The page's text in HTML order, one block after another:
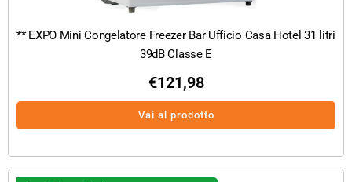
** EXPO Mini Congelatore Freezer Bar Ufficio Casa Hotel 31 litri
39dB Classe E
€121,98
Vai al prodotto